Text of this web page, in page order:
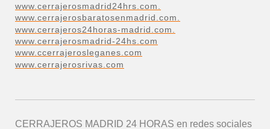
www.cerrajerosmadrid24hrs.com.
www.cerrajerosbaratosenmadrid.com.
www.cerrajeros24horas-madrid.com.
www.cerrajerosmadrid-24hs.com
www.ccerrajerosleganes.com
www.cerrajerosrivas.com
CERRAJEROS MADRID 24 HORAS en redes sociales